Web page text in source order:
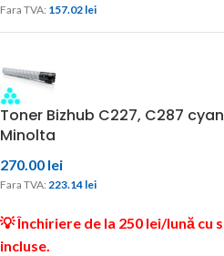
Fara TVA: 157.02 lei
Toner Bizhub C227, C287
Minolta
270.00 lei
Fara TVA: 223.14 lei
💡 Închiriere de la 250 lei/lună cu
incluse.